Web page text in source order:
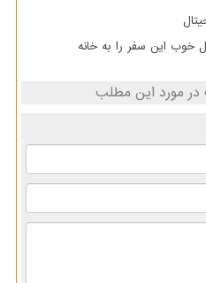
خوب این سفر را به خانه
در مورد این مطلب